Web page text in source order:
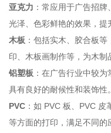
亚克力 ：常应用于广告招
光泽、色彩鲜艳的效果，提
木板 ：包括实木、胶合板
印、木板画制作等，为木制
铝塑板 ：在广告行业中较
具有良好的耐候性和装饰性。
PVC ：如 PVC 板、PVC
等方面的打印，满足不同的